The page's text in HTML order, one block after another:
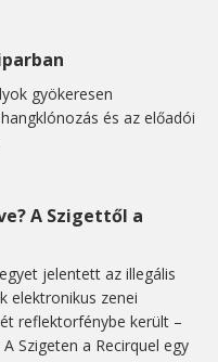
gyökeresen
és az előadói
A Szigettől a
jelentett az illegális
elektronikus zenei
reflektorfénybe került –
Szigeten a Recirquel egy